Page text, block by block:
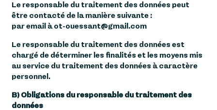
Le responsable du traitement des données peut
être contacté de la manière suivante :
par email à ot-ouessant@gmail.com
Le responsable du traitement des données est
chargé de déterminer les finalités et les moyens mis
au service du traitement des données à caractère
personnel.
​B) Obligations du responsable du traitement des
données